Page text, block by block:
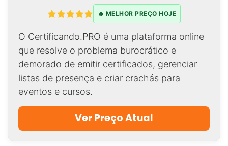
🔥 MELHOR PREÇO HOJE
O Certificando.PRO é uma plataforma online
que resolve o problema burocrático e
demorado de emitir certificados, gerenciar
listas de presença e criar crachás para
eventos e cursos.
Ver Preço Atual